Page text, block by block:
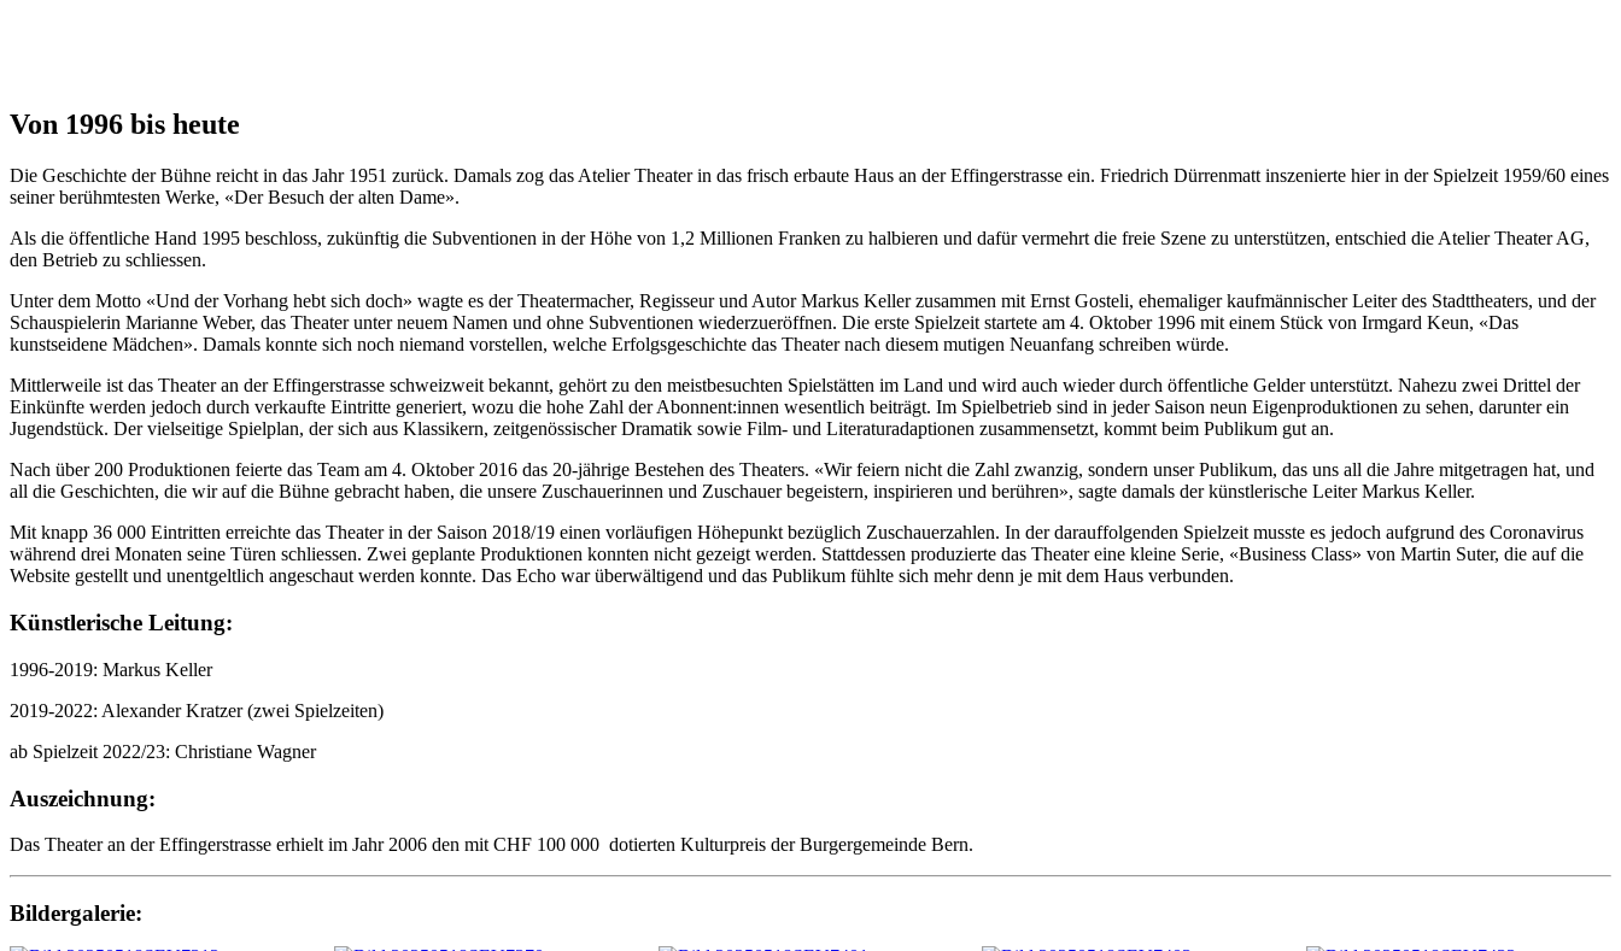
Von 1996 bis heute
Die Geschichte der Bühne reicht in das Jahr 1951 zurück. Damals zog das Atelier Theater in das frisch erbaute Haus an der Effingerstrasse ein. Friedrich Dürrenmatt inszenierte hier in der Spielzeit 1959/60 eines
seiner berühmtesten Werke, «Der Besuch der alten Dame».
Als die öffentliche Hand 1995 beschloss, zukünftig die Subventionen in der Höhe von 1,2 Millionen Franken zu halbieren und dafür vermehrt die freie Szene zu unterstützen, entschied die Atelier Theater AG,
den Betrieb zu schliessen.
Unter dem Motto «Und der Vorhang hebt sich doch» wagte es der Theatermacher, Regisseur und Autor Markus Keller zusammen mit Ernst Gosteli, ehemaliger kaufmännischer Leiter des Stadttheaters, und der
Schauspielerin Marianne Weber, das Theater unter neuem Namen und ohne Subventionen wiederzueröffnen. Die erste Spielzeit startete am 4. Oktober 1996 mit einem Stück von Irmgard Keun, «Das
kunstseidene Mädchen». Damals konnte sich noch niemand vorstellen, welche Erfolgsgeschichte das Theater nach diesem mutigen Neuanfang schreiben würde.
Mittlerweile ist das Theater an der Effingerstrasse schweizweit bekannt, gehört zu den meistbesuchten Spielstätten im Land und wird auch wieder durch öffentliche Gelder unterstützt. Nahezu zwei Drittel der
Einkünfte werden jedoch durch verkaufte Eintritte generiert, wozu die hohe Zahl der Abonnent:innen wesentlich beiträgt. Im Spielbetrieb sind in jeder Saison neun Eigenproduktionen zu sehen, darunter ein
Jugendstück. Der vielseitige Spielplan, der sich aus Klassikern, zeitgenössischer Dramatik sowie Film- und Literaturadaptionen zusammensetzt, kommt beim Publikum gut an.
Nach über 200 Produktionen feierte das Team am 4. Oktober 2016 das 20-jährige Bestehen des Theaters. «Wir feiern nicht die Zahl zwanzig, sondern unser Publikum, das uns all die Jahre mitgetragen hat, und
all die Geschichten, die wir auf die Bühne gebracht haben, die unsere Zuschauerinnen und Zuschauer begeistern, inspirieren und berühren», sagte damals der künstlerische Leiter Markus Keller.
Mit knapp 36 000 Eintritten erreichte das Theater in der Saison 2018/19 einen vorläufigen Höhepunkt bezüglich Zuschauerzahlen. In der darauffolgenden Spielzeit musste es jedoch aufgrund des Coronavirus
während drei Monaten seine Türen schliessen. Zwei geplante Produktionen konnten nicht gezeigt werden. Stattdessen produzierte das Theater eine kleine Serie, «Business Class» von Martin Suter, die auf die
Website gestellt und unentgeltlich angeschaut werden konnte. Das Echo war überwältigend und das Publikum fühlte sich mehr denn je mit dem Haus verbunden.
Künstlerische Leitung:
1996-2019: Markus Keller
2019-2022: Alexander Kratzer (zwei Spielzeiten)
ab Spielzeit 2022/23: Christiane Wagner
Auszeichnung:
Das Theater an der Effingerstrasse erhielt im Jahr 2006 den mit CHF 100 000 dotierten Kulturpreis der Burgergemeinde Bern.
Bildergalerie: